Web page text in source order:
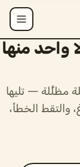
القائمة
واحد منها
مظلَّلة — تليها
والتقط الخطأ،